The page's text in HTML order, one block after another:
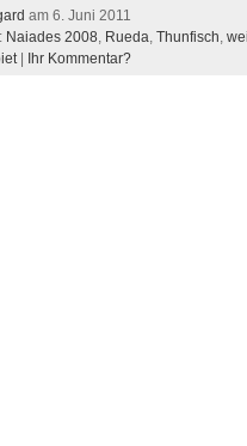
am 6. Juni 2011
Naiades 2008 Rueda Thunfisch
| Ihr Kommentar?